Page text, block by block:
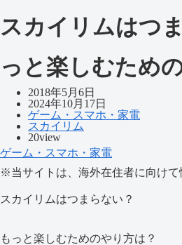
スカイリムはつ
っと楽しむため
2018年5月6日
2024年10月17日
ゲーム・スマホ・家電
スカイリム
20view
ゲーム・スマホ・家電
※当サイトは、海外在住者に向けて
スカイリムはつまらない？
もっと楽しむためのやり方は？